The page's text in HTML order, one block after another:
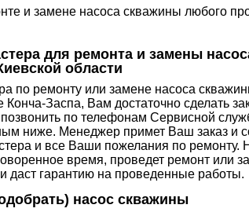
и замене насоса скважины любого
для ремонта и замены
области
по ремонту или замене насоса
Конча-Заспа, Вам достаточно сделать
по телефонам Сервисной
ниже. Менеджер примет Ваш заказ и
и все Ваши пожелания по ремонту.
время, проведет ремонт или
даст гарантию на проведенные работы.
насос скважины